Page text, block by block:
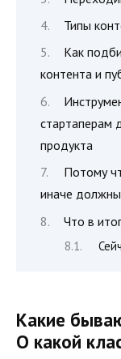
Типы
Как
контента и
стартаперам
продукта
Потому
иначе
Что в
Какие
О какой